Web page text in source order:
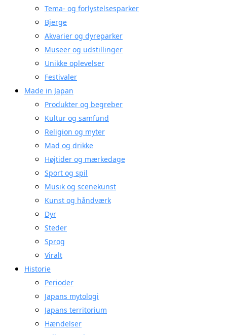
Tema- og forlystelsesparker
Bjerge
Akvarier og dyreparker
Museer og udstillinger
Unikke oplevelser
Festivaler
Made in Japan
Produkter og begreber
Kultur og samfund
Religion og myter
Mad og drikke
Højtider og mærkedage
Sport og spil
Musik og scenekunst
Kunst og håndværk
Dyr
Steder
Sprog
Viralt
Historie
Perioder
Japans mytologi
Japans territorium
Hændelser